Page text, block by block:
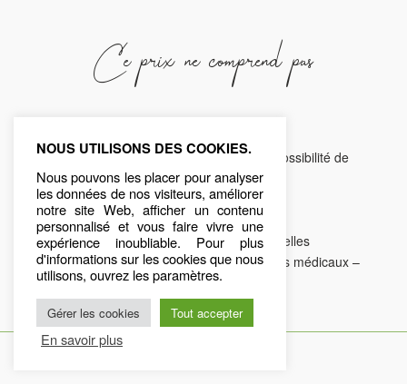
Ce prix ne comprend pas
– Les boissons et repas non mentionnés (possibilité de
formule demi-pension : nous consulter)
– Les dépenses personnelles et pourboires
– Les excursions suggérées en option
– Les assurances complémentaires optionnelles
(assistance-rapatriement – annulation – frais médicaux –
bagages…)
NOUS UTILISONS DES COOKIES.
Nous pouvons les placer pour analyser
les données de nos visiteurs, améliorer
notre site Web, afficher un contenu
personnalisé et vous faire vivre une
expérience inoubliable. Pour plus
d'informations sur les cookies que nous
utilisons, ouvrez les paramètres.
Gérer les cookies Tout accepter
En savoir plus